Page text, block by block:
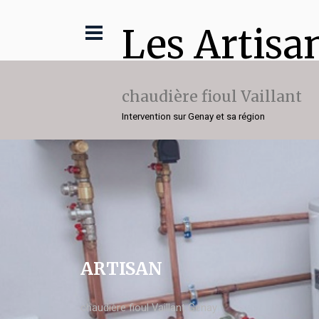
Les
chaudière fioul Vaillant
Intervention sur Genay et sa région
ARTISAN
chaudière fioul Vaillant Genay